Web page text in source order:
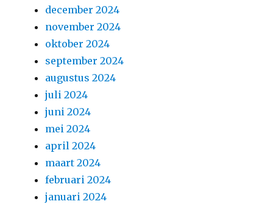
december 2024
november 2024
oktober 2024
september 2024
augustus 2024
juli 2024
juni 2024
mei 2024
april 2024
maart 2024
februari 2024
januari 2024